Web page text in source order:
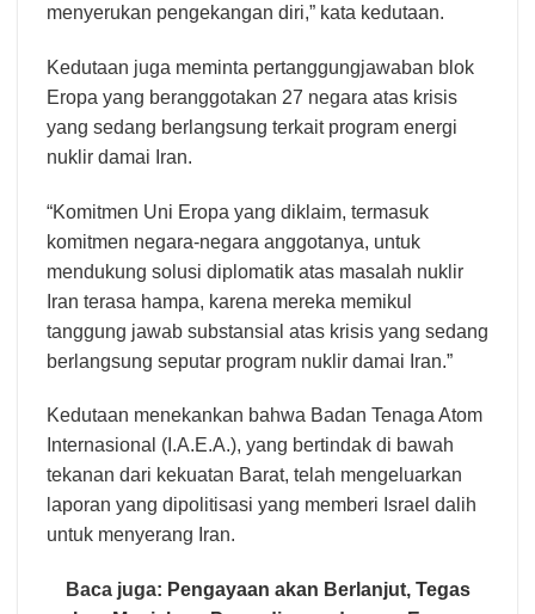
menyerukan pengekangan diri,” kata kedutaan.
Kedutaan juga meminta pertanggungjawaban blok
Eropa yang beranggotakan 27 negara atas krisis
yang sedang berlangsung terkait program energi
nuklir damai Iran.
“Komitmen Uni Eropa yang diklaim, termasuk
komitmen negara-negara anggotanya, untuk
mendukung solusi diplomatik atas masalah nuklir
Iran terasa hampa, karena mereka memikul
tanggung jawab substansial atas krisis yang sedang
berlangsung seputar program nuklir damai Iran.”
Kedutaan menekankan bahwa Badan Tenaga Atom
Internasional (I.A.E.A.), yang bertindak di bawah
tekanan dari kekuatan Barat, telah mengeluarkan
laporan yang dipolitisasi yang memberi Israel dalih
untuk menyerang Iran.
Baca juga: Pengayaan akan Berlanjut, Tegas